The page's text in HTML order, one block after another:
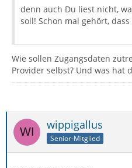
denn auch Du liest nicht,
soll! Schon mal gehört,
Wie sollen Zugangsdaten
Provider selbst? Und was hat
wippigallus
Senior-Mitglied